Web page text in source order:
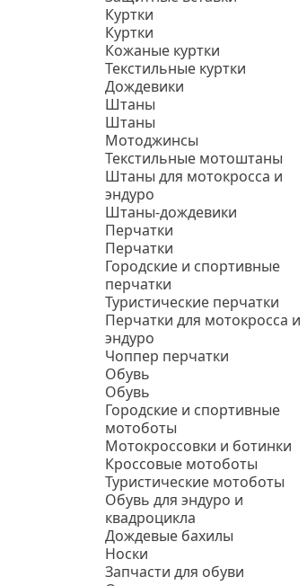
Куртки
Куртки
Кожаные куртки
Текстильные куртки
Дождевики
Штаны
Штаны
Мотоджинсы
Текстильные мотоштаны
Штаны для мотокросса и
эндуро
Штаны-дождевики
Перчатки
Перчатки
Городские и спортивные
перчатки
Туристические перчатки
Перчатки для мотокросса и
эндуро
Чоппер перчатки
Обувь
Обувь
Городские и спортивные
мотоботы
Мотокроссовки и ботинки
Кроссовые мотоботы
Туристические мотоботы
Обувь для эндуро и
квадроцикла
Дождевые бахилы
Носки
Запчасти для обуви